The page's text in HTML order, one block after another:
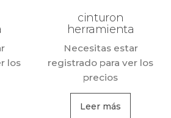
los
cinturon
herramienta
Necesitas estar
registrado para ver los
precios
Leer más